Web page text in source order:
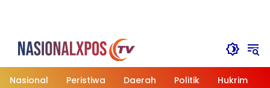
Nasional
Peristiwa Daerah Politik Hukrim